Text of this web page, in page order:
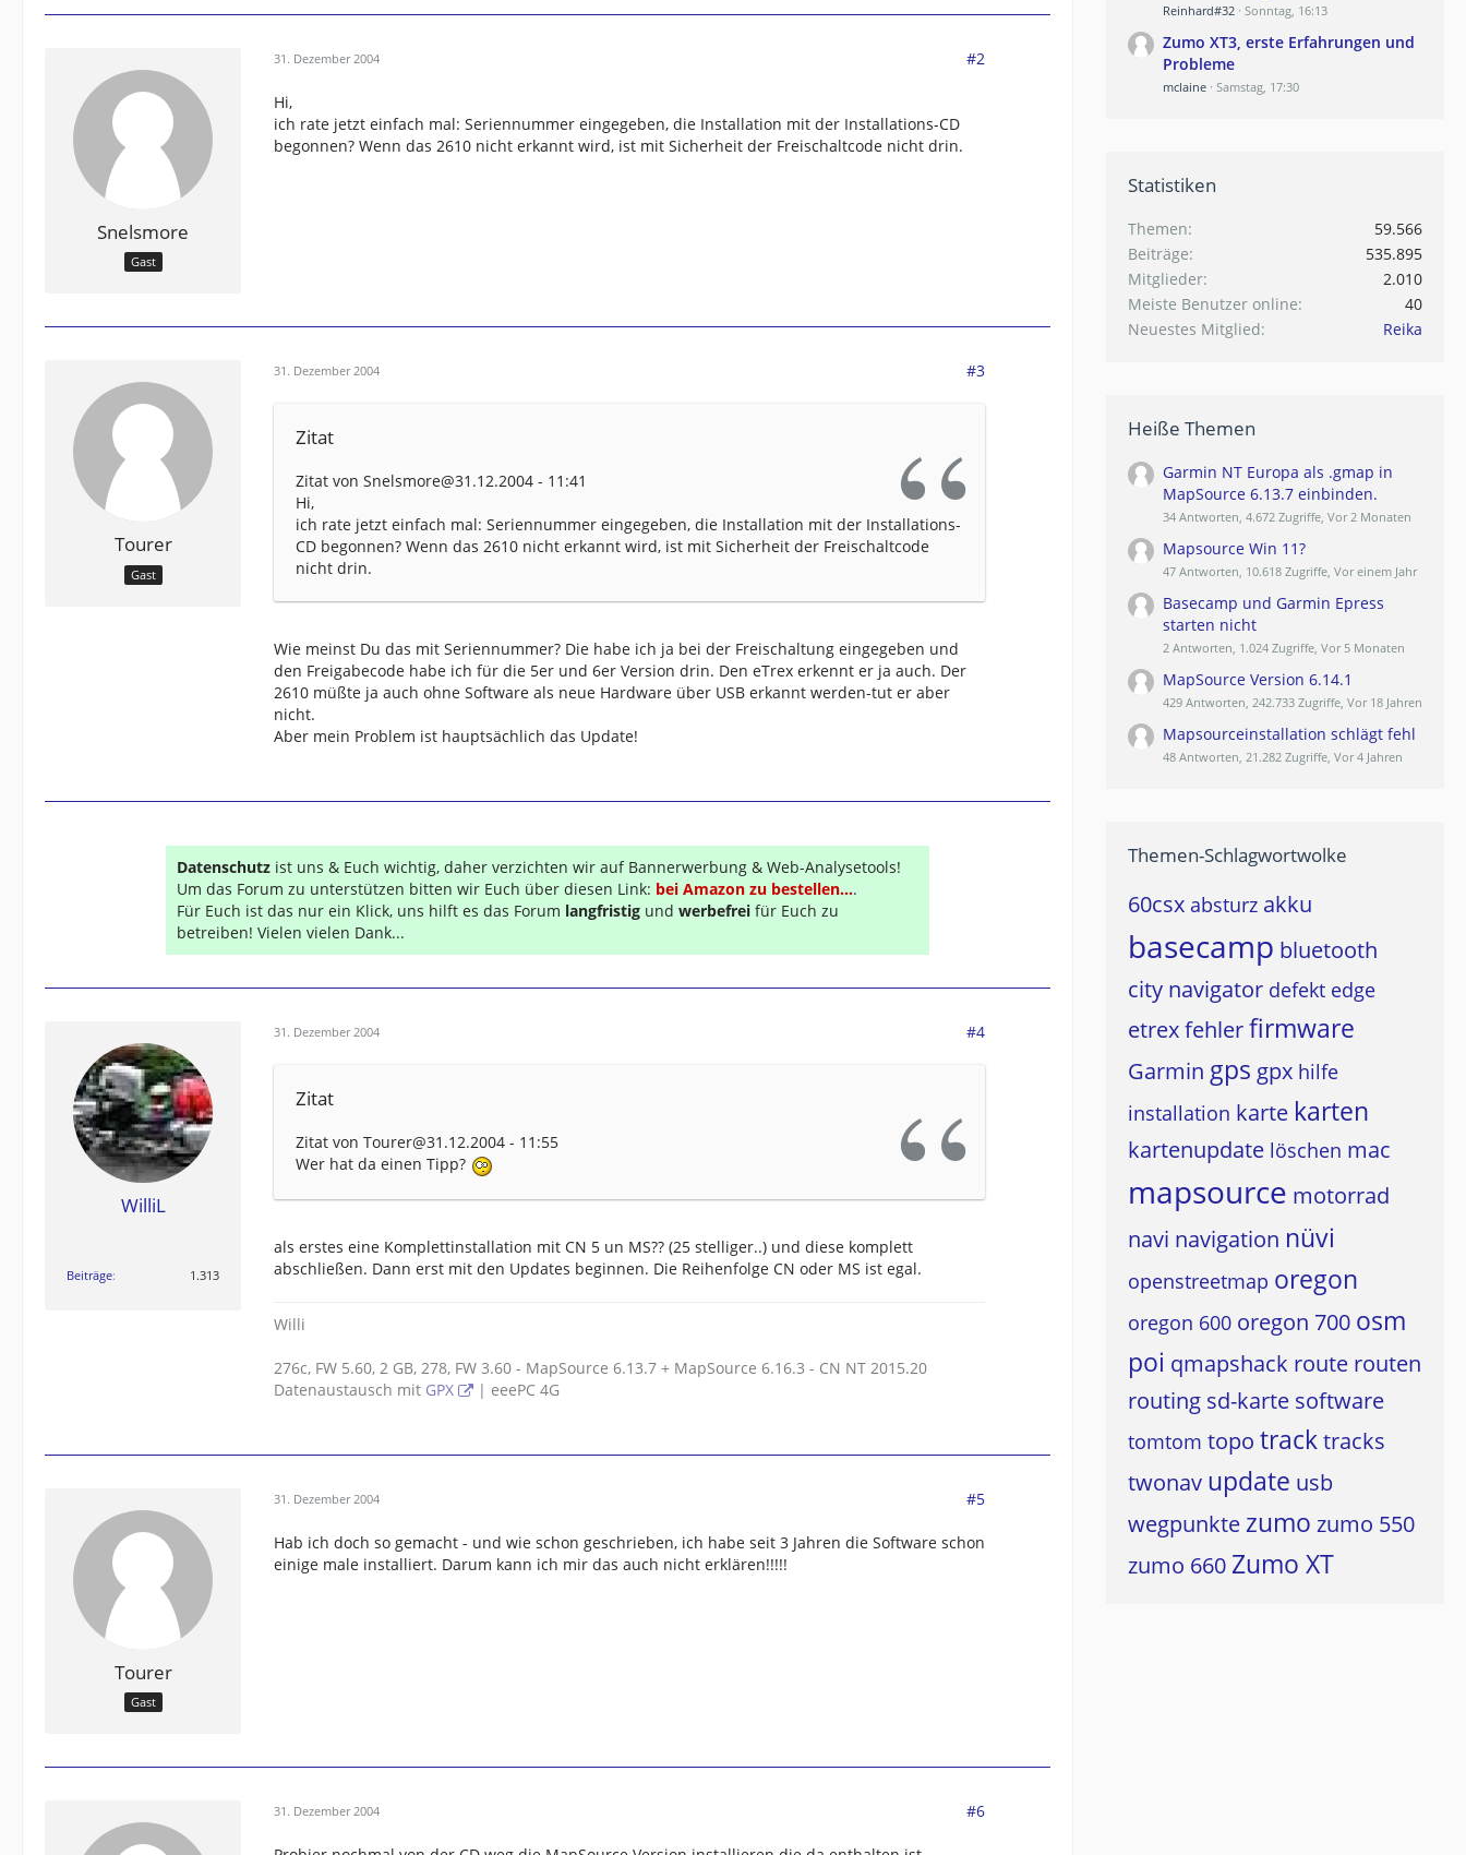
Snelsmore
Gast
31. Dezember 2004 #2
Hi,
ich rate jetzt einfach mal: Seriennummer eingegeben, die Installation mit der Installations-CD
begonnen? Wenn das 2610 nicht erkannt wird, ist mit Sicherheit der Freischaltcode nicht drin.
Tourer
Gast
31. Dezember 2004 #3
Zitat
Zitat von Snelsmore@31.12.2004 - 11:41
Hi,
ich rate jetzt einfach mal: Seriennummer eingegeben, die Installation mit der Installations-
CD begonnen? Wenn das 2610 nicht erkannt wird, ist mit Sicherheit der Freischaltcode
nicht drin.
Wie meinst Du das mit Seriennummer? Die habe ich ja bei der Freischaltung eingegeben und
den Freigabecode habe ich für die 5er und 6er Version drin. Den eTrex erkennt er ja auch. Der
2610 müßte ja auch ohne Software als neue Hardware über USB erkannt werden-tut er aber
nicht.
Aber mein Problem ist hauptsächlich das Update!
Datenschutz ist uns & Euch wichtig, daher verzichten wir auf Bannerwerbung & Web-Analysetools!
Um das Forum zu unterstützen bitten wir Euch über diesen Link: bei Amazon zu bestellen....
Für Euch ist das nur ein Klick, uns hilft es das Forum langfristig und werbefrei für Euch zu
betreiben! Vielen vielen Dank...
WilliL
Beiträge 1.313
31. Dezember 2004 #4
Zitat
Zitat von Tourer@31.12.2004 - 11:55
Wer hat da einen Tipp?
als erstes eine Komplettinstallation mit CN 5 un MS?? (25 stelliger..) und diese komplett
abschließen. Dann erst mit den Updates beginnen. Die Reihenfolge CN oder MS ist egal.
Willi
276c, FW 5.60, 2 GB, 278, FW 3.60 - MapSource 6.13.7 + MapSource 6.16.3 - CN NT 2015.20
Datenaustausch mit GPX | eeePC 4G
Tourer
Gast
31. Dezember 2004 #5
Hab ich doch so gemacht - und wie schon geschrieben, ich habe seit 3 Jahren die Software schon
einige male installiert. Darum kann ich mir das auch nicht erklären!!!!!
31. Dezember 2004 #6
Reinhard#32 Sonntag, 16:13
Zumo XT3, erste Erfahrungen und
Probleme
mclaine Samstag, 17:30
Statistiken
Themen
59.566
Beiträge
535.895
Mitglieder
2.010
Meiste Benutzer online
40
Neuestes Mitglied
Reika
Heiße Themen
Garmin NT Europa als .gmap in
MapSource 6.13.7 einbinden.
34 Antworten, 4.672 Zugriffe, Vor 2 Monaten
Mapsource Win 11?
47 Antworten, 10.618 Zugriffe, Vor einem Jahr
Basecamp und Garmin Epress
starten nicht
2 Antworten, 1.024 Zugriffe, Vor 5 Monaten
MapSource Version 6.14.1
429 Antworten, 242.733 Zugriffe, Vor 18 Jahren
Mapsourceinstallation schlägt fehl
48 Antworten, 21.282 Zugriffe, Vor 4 Jahren
Themen-Schlagwortwolke
60csx absturz akku
basecamp bluetooth
city navigator defekt edge
etrexfehlerfirmware
Garmin gps gpx hilfe
installation karte karten
kartenupdate löschen mac
mapsource motorrad
navi navigation nüvi
openstreetmap oregon
oregon 600 oregon 700 osm
poi qmapshack route routen
routing sd-karte software
tomtom topo tracktracks
twonav update usb
wegpunkte zumo zumo 550
zumo 660 Zumo XT